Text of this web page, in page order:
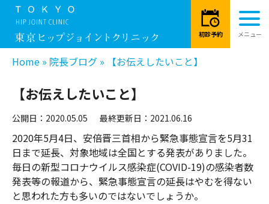
Home » 院長ブログ » 【お伝えしたいこと】
【お伝えしたいこと】
公開日：2020.05.05 最終更新日：2021.06.16
2020年5月4日、安倍晋三首相から緊急事態宣言を5月31
日まで延長、対象地域は全国とする発表がありました。
毎日の新型コロナウイルス感染症(COVID-19)の感染者数
発表等の報道から、緊急事態宣言の延長はやむを得ない
と思われた方も多いのではないでしょうか。